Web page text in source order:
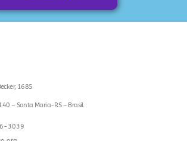
1685
– Santa Maria-RS – Brasil
3039